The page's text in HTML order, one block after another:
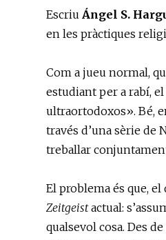
Escriu Ángel S.
en les pràctiques
Com a jueu normal,
estudiant per a rabí,
ultraortodoxos». Bé,
través d’una sèrie de
treballar
El problema és que,
Zeitgeistactual:
qualsevol cosa. Des